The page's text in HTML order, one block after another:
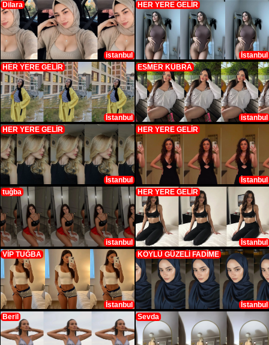
Dilara
istanbul
HER YERE GELİR
İstanbul
HER YERE GELİR
İstanbul
ESMER KÜBRA
istanbul
HER YERE GELİR
İstanbul
HER YERE GELİR
İstanbul
tuğba
istanbul
HER YERE GELİR
İstanbul
VİP TUĞBA
İstanbul
KÖYLÜ GÜZELİ FADİME
İstanbul
Beril
Sevda